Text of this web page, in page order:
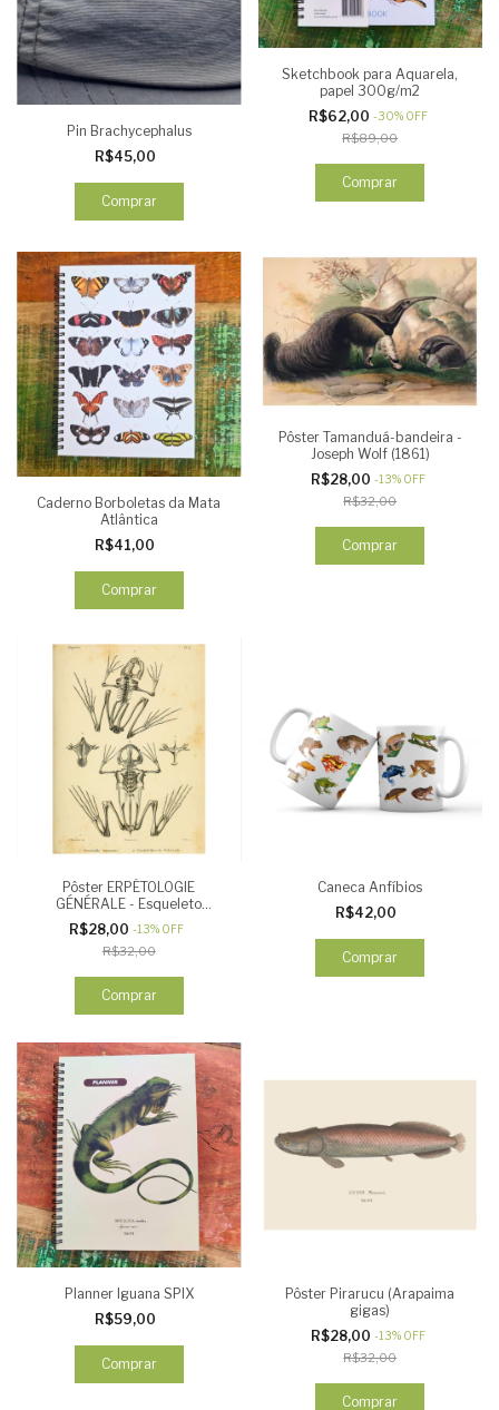
Pin Brachycephalus
R$45,00
Sketchbook para Aquarela,
papel 300g/m2
R$62,00 -30% OFF
R$89,00
Comprar
Caderno Borboletas da Mata
Atlântica
R$41,00
Comprar
Pôster Tamanduá-bandeira -
Joseph Wolf (1861)
R$28,00 -13% OFF
R$32,00
Comprar
Pôster ERPÉTOLOGIE
GÉNÉRALE - Esqueleto
Anfíbios
R$28,00-13% OFF
R$32,00
Comprar
Caneca Anfíbios
R$42,00
Comprar
Planner Iguana SPIX
R$59,00
Pôster Pirarucu (Arapaima
gigas)
R$28,00 -13% OFF
R$32,00
Comprar